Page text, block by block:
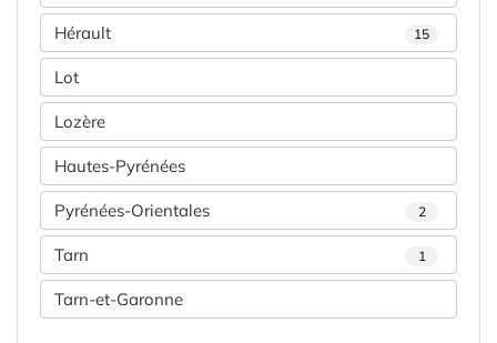
Hérault 15
Lot
Lozère
Hautes-Pyrénées
Pyrénées-Orientales 2
Tarn 1
Tarn-et-Garonne